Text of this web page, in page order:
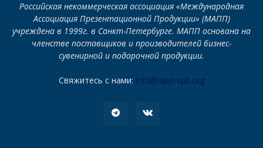
Российская некоммерческая ассоциация «Международная
Ассоциация Презентационной Продукции» (МАПП)
учреждена в 1999г. в Санкт-Петербурге. МАПП основана на
членстве поставщиков и производителей бизнес-
сувенирной и подарочной продукции.
Свяжитесь с нами: info@iapp-spb.org